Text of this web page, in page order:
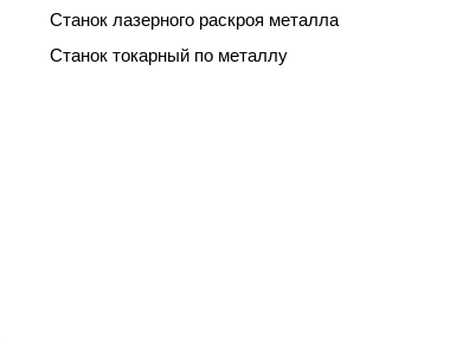
Станок лазерного раскроя металла
Станок токарный по металлу